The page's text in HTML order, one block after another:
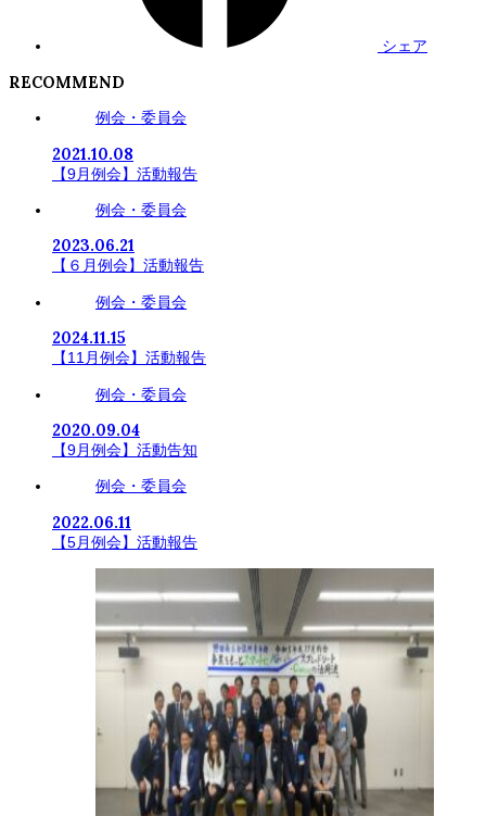
シェア
RECOMMEND
例会・委員会
2021.10.08
【9月例会】活動報告
例会・委員会
2023.06.21
【６月例会】活動報告
例会・委員会
2024.11.15
【11月例会】活動報告
例会・委員会
2020.09.04
【9月例会】活動告知
例会・委員会
2022.06.11
【5月例会】活動報告